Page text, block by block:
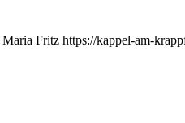
Maria Fritz https://kappel-am-